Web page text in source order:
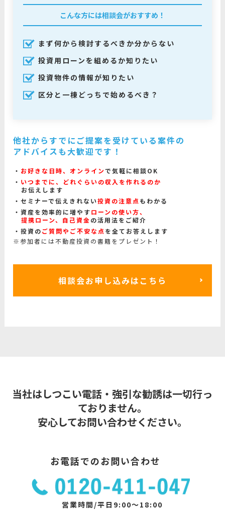
こんな方には相談会がおすすめ！
まず何から検討するべきか分からない
投資用ローンを組めるか知りたい
投資物件の情報が知りたい
区分と一棟どっちで始めるべき？
他社からすでにご提案を受けている案件の
アドバイスも大歓迎です！
お好きな日時、オンラインで気軽に相談OK
いつまでに、どれぐらいの収入を作れるのか
お伝えします
セミナーで伝えきれない投資の注意点 もわかる
資産を効率的に増やすローンの使い方、
提携ローン、自己資金の活用法をご紹介
投資のご質問やご不安な点 を全てお答えします
※参加者には不動産投資の書籍をプレゼント！
相談会お申し込みはこちら
当社はしつこい電話・強引な勧誘は一切行っ
ておりません。
安心してお問い合わせください。
お電話でのお問い合わせ
営業時間/平日9:00～18:00